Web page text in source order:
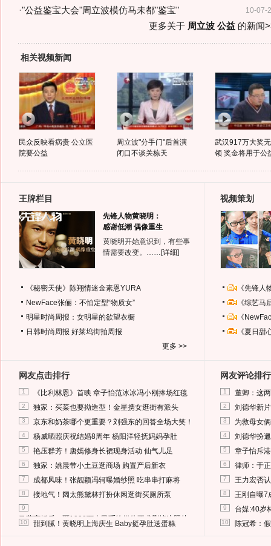
10-07-
·"公益鉴宝大会"周立波模仿马未都"鉴宝"
更多关于 周立波 公益的新闻
相关视频新闻
民众反映看病贵 公立医
院要公益
周立波"分手门"后首演
闭口不谈关栋天
武汉917万大奖
领 奖金将用于公
王牌栏目
先锋人物黄晓明：
感谢低潮 偶像重生
黄晓明开始意识到，有些事
情需要改变。…… [详细]
《秘密天使》陈翔情迷金素恩YURA
NewFace张俪：不怕定型“物质女”
明星时尚周报：女明星的欲望衣橱
日韩时尚周报 好莱坞街拍周报
更多 >>
视频策划
《先锋
《综艺
《
《夏日
网友点击排行
1 《比利林恩》首映 章子怡范冰冰冯小刚捧场红毯
2 独家：买菜也要拗造型！金星携女逛街有派头
3 京东和奶茶哪个更重要？刘强东的回答全场大笑！
4 杨威晒照庆祝结婚8周年 杨阳洋轻抚妈妈孕肚
5 艳压群芳！唐嫣修身长裙现身活动 仙气儿足
6 独家：姚晨带小土豆逛商场 购置产后新衣
7 成都风味！张靓颖冯轲曝婚纱照 吃串串打麻将
8 接地气！阔太熊黛林打扮休闲逛街买厕所泵
9
马蓉离婚后，砸1000万人民币给媒体要求删掉这照片
10 甜到腻！黄晓明上海庆生 Baby挺孕肚送蛋糕
网友评论排行
1 董卿：这
2 刘德华新
3 为救母女
4 刘德华扮
5 章子怡斥
6 律师：于
7 王力宏否
8 王刚自曝7
9 台媒:40岁
10 陈冠希：